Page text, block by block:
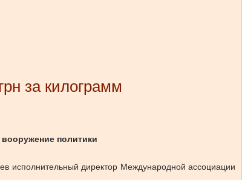
за килограмм
политики
исполнительный директор Международной ассоциации